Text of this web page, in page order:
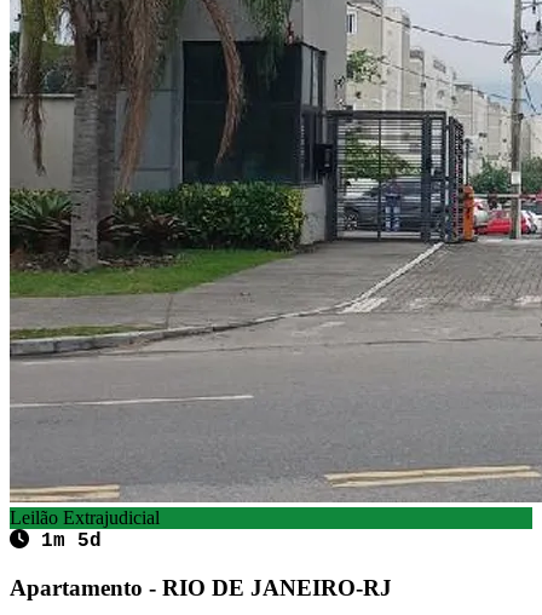
Leilão Extrajudicial
1m 5d
Apartamento - RIO DE JANEIRO-RJ